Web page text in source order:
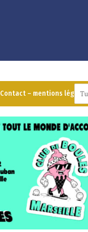
Contact – mentions légales